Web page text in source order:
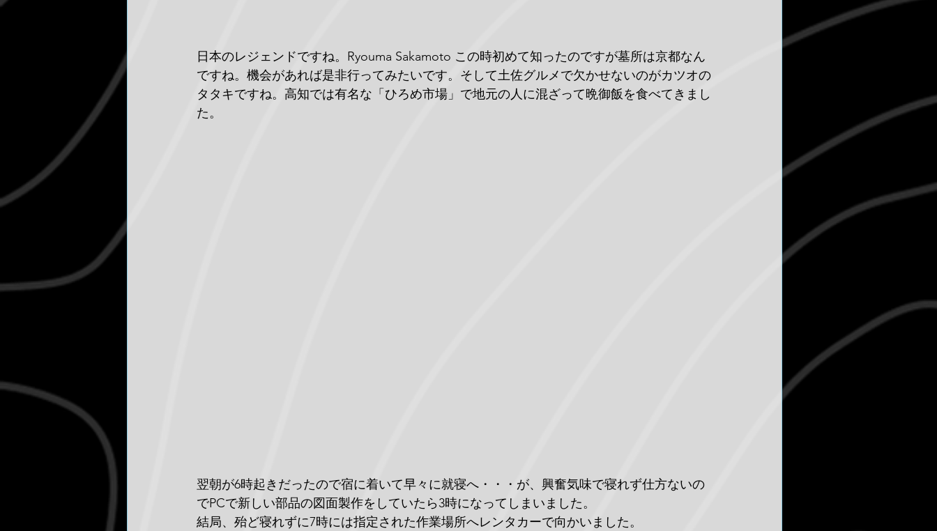
日本のレジェンドですね。Ryouma Sakamoto この時初めて知ったのですが墓所は京都なん
ですね。機会があれば是非行ってみたいです。そして土佐グルメで欠かせないのがカツオの
タタキですね。高知では有名な「ひろめ市場」で地元の人に混ざって晩御飯を食べてきまし
た。
翌朝が6時起きだったので宿に着いて早々に就寝へ・・・が、興奮気味で寝れず仕方ないの
でPCで新しい部品の図面製作をしていたら3時になってしまいました。
結局、殆ど寝れずに7時には指定された作業場所へレンタカーで向かいました。